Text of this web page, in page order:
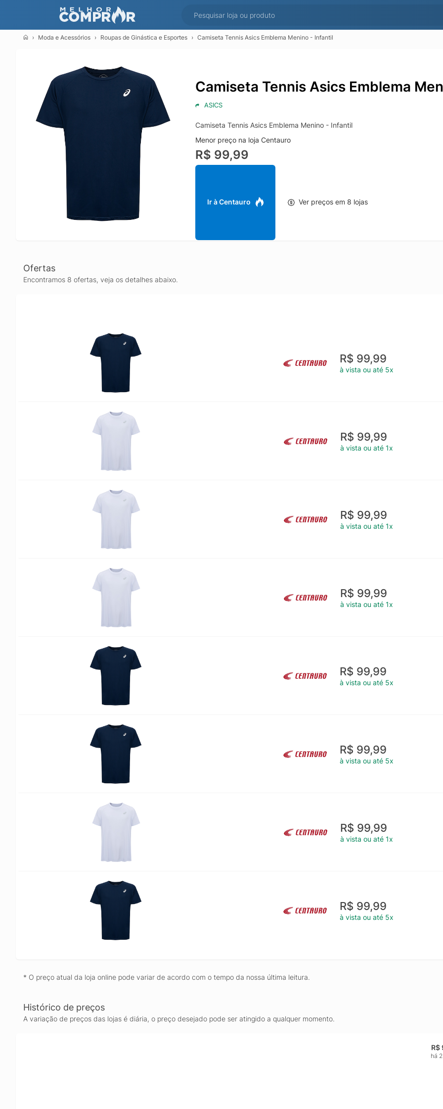
Moda e Acessórios Roupas de Ginástica e Esportes Camiseta Tennis Asics Emblema Menino - Infantil
Camiseta Tennis Asics Emblema
ASICS
Camiseta Tennis Asics Emblema Menino - Infantil
Menor preço na loja Centauro
R$ 99,99
Ir à Centauro Ver preços em 8 lojas
Ofertas
Encontramos 8 ofertas, veja os detalhes abaixo.
R$ 99,99
à vista ou até 5x
R$ 99,99
à vista ou até 1x
R$ 99,99
à vista ou até 1x
R$ 99,99
à vista ou até 1x
R$ 99,99
à vista ou até 5x
R$ 99,99
à vista ou até 5x
R$ 99,99
à vista ou até 1x
R$ 99,99
à vista ou até 5x
* O preço atual da loja online pode variar de acordo com o tempo da nossa última leitura.
Histórico de preços
A variação de preços das lojas é diária, o preço desejado pode ser atingido a qualquer momento.
R$
há